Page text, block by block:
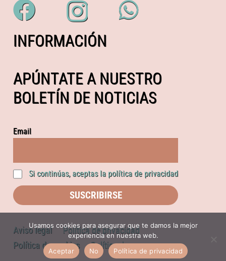
INFORMACIÓN
APÚNTATE A NUESTRO
BOLETÍN DE NOTICIAS
Email
Si continúas, aceptas la política de privacidad
Aviso legal
Política de privacidad
Política de cookies
Política de compras
Usamos cookies para asegurar que te damos la mejor
experiencia en nuestra web.
Aceptar
No Política de privacidad